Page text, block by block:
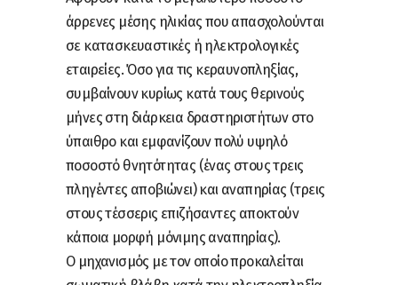
άρρενες μέσης ηλικίας που απασχολούνται
σε κατασκευαστικές ή ηλεκτρολογικές
εταιρείες. Όσο για τις κεραυνοπληξίας,
συμβαίνουν κυρίως κατά τους θερινούς
μήνες στη διάρκεια δραστηριοτήτων στο
ύπαιθρο και εμφανίζουν πολύ υψηλό
ποσοστό θνητότητας (ένας στους τρεις
πληγέντες αποβιώνει) και αναπηρίας (τρεις
στους τέσσερις επιζήσαντες αποκτούν
κάποια μορφή μόνιμης αναπηρίας).
Ο μηχανισμός με τον οποίο προκαλείται